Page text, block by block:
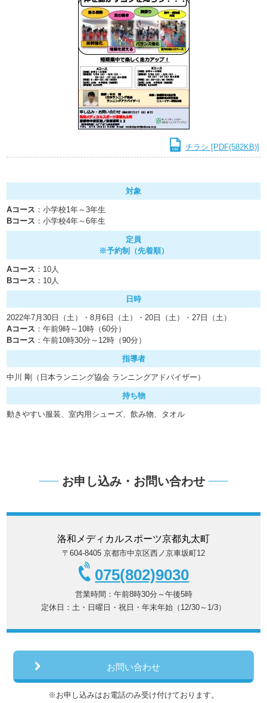
チラシ [PDF(582KB)]
対象
Aコース ：小学校1年～3年生
Bコース ：小学校4年～6年生
定員
※予約制（先着順）
Aコース ：10人
Bコース ：10人
日時
2022年7月30日（土）・8月6日（土）・20日（土）・27日（土）
Aコース ：午前9時～10時（60分）
Bコース ：午前10時30分～12時（90分）
指導者
中川 剛（日本ランニング協会 ランニングアドバイザー）
持ち物
動きやすい服装、室内用シューズ、飲み物、タオル
お申し込み・お問い合わせ
洛和メディカルスポーツ京都丸太町
〒604-8405 京都市中京区西ノ京車坂町12
075(802)9030
営業時間：午前8時30分～午後5時
定休日：土・日曜日・祝日・年末年始（12/30～1/3）
お問い合わせ
※お申し込みはお電話のみ受け付けております。